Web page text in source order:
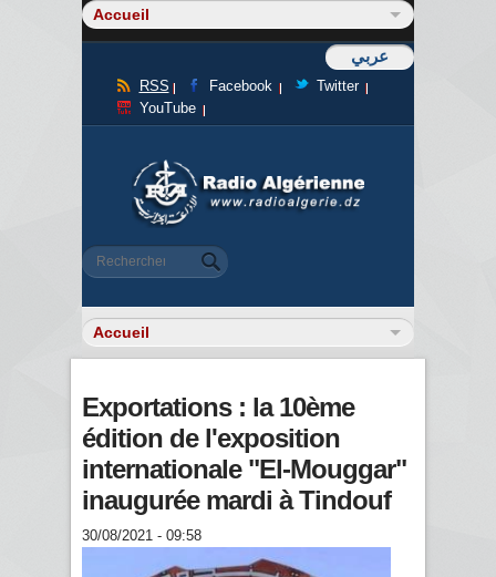
عربي
RSS Facebook
Twitter
YouTube
Formulaire de recherche
Rechercher
Exportations : la 10ème
édition de l'exposition
internationale "El-Mouggar"
inaugurée mardi à Tindouf
30/08/2021 - 09:58